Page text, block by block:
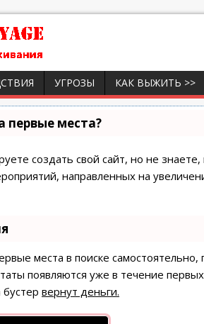
УГРОЗЫ КАК ВЫЖИТЬ >>
первые места?
создать свой сайт, но не
направленных на
места в поиске
появляются уже в течение
бустер вернут деньги.